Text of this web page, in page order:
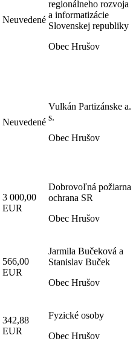
Neuvedené
regionálneho rozvoja
a informatizácie
Slovenskej republiky
Obec Hrušov
Neuvedené
Vulkán Partizánske a.
s.
Obec Hrušov
3 000,00
EUR
Dobrovoľná požiarna
ochrana SR
Obec Hrušov
566,00
EUR
Jarmila Bučeková a
Stanislav Buček
Obec Hrušov
342,88
EUR
Fyzické osoby
Obec Hrušov